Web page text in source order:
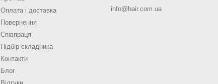
Оплата і доставка
Повернення
Співпраця
Підбір складника
Контакти
Блог
info@hair.com.ua